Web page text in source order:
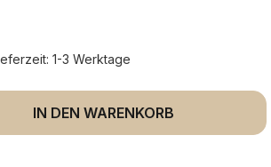
1-3 Werktage
Gib den gewünschten
IN DEN WARENKORB